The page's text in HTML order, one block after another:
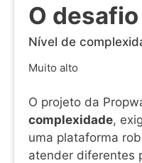
O desafio
Nível de
Muito alto
O projeto da
complexidade,
uma plataforma
atender diferentes